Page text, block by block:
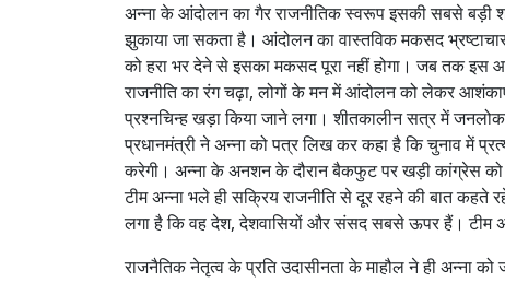
अन्ना के आंदोलन का गैर राजनीतिक स्वरूप इसकी सबसे बड़ी
झुकाया जा सकता है। आंदोलन का वास्तविक मकसद
को हरा भर देने से इसका मकसद पूरा नहीं होगा। जब तक इस
राजनीति का रंग चढ़ा, लोगों के मन में आंदोलन को लेकर आशंकाएं
प्रश्नचिन्ह खड़ा किया जाने लगा। शीतकालीन सत्र में
प्रधानमंत्री ने अन्ना को पत्र लिख कर कहा है कि चुनाव में
करेगी। अन्ना के अनशन के दौरान बैकफुट पर खड़ी कांग्रेस
टीम अन्ना भले ही सक्रिय राजनीति से दूर रहने की बात कहते
लगा है कि वह देश, देशवासियों और संसद सबसे ऊपर हैं। टीम
राजनैतिक नेतृत्व के प्रति उदासीनता के माहौल ने ही अन्ना